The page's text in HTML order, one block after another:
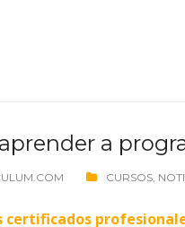
a
CURSOS,
certificados